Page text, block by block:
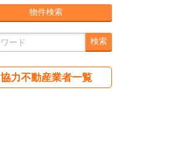
協力不動産業者一覧